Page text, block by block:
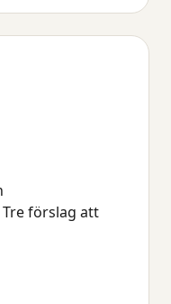
förslag att